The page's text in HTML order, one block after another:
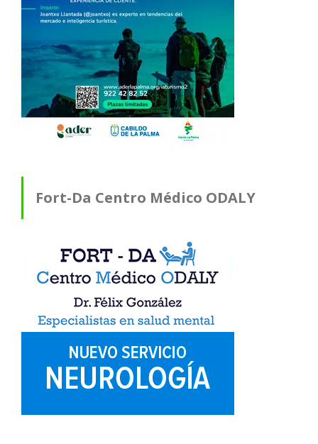
Fort-Da Centro Médico ODALY